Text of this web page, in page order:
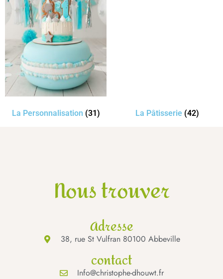
La Personnalisation (31) La Pâtisserie (42)
Nous trouver
Adresse
38, rue St Vulfran 80100 Abbeville
contact
Info@christophe-dhouwt.fr